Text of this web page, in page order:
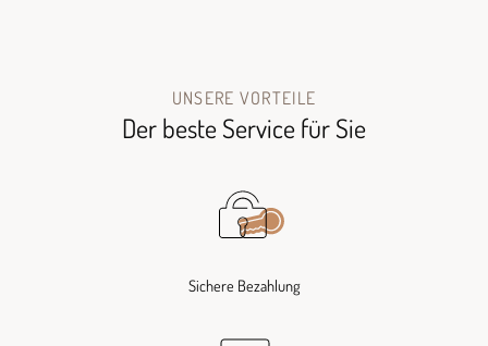
UNSERE VORTEILE
Der beste Service für Sie
Sichere Bezahlung